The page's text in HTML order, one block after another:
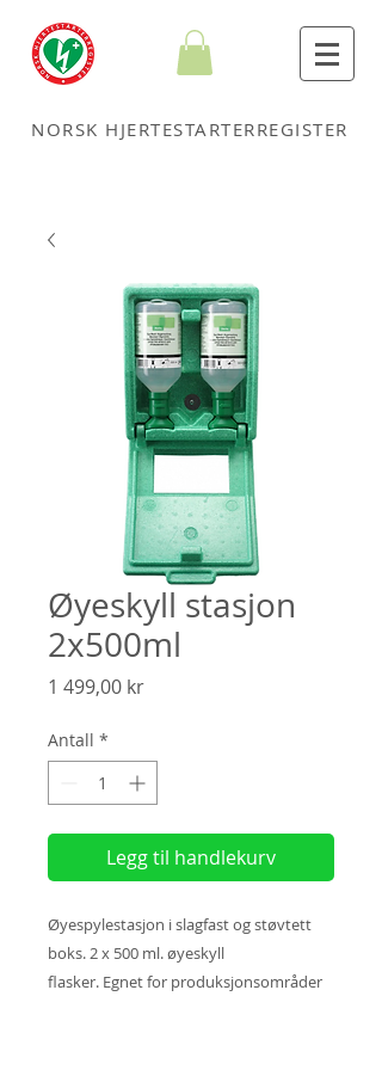
NORSK HJERTESTARTERREGISTER
Øyeskyll stasjon
2x500ml
1 499,00 krPris
Antall *
Legg til handlekurv
Øyespylestasjon i slagfast og støvtett
boks. 2 x 500 ml. øyeskyll
flasker. Egnet for produksjonsområder